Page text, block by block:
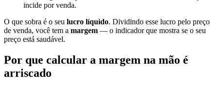
incide por venda.
O que sobra é o seu lucro líquido. Dividindo esse lucro pelo preço
de venda, você tem a margem — o indicador que mostra se o seu
preço está saudável.
Por que calcular a margem na mão é
arriscado